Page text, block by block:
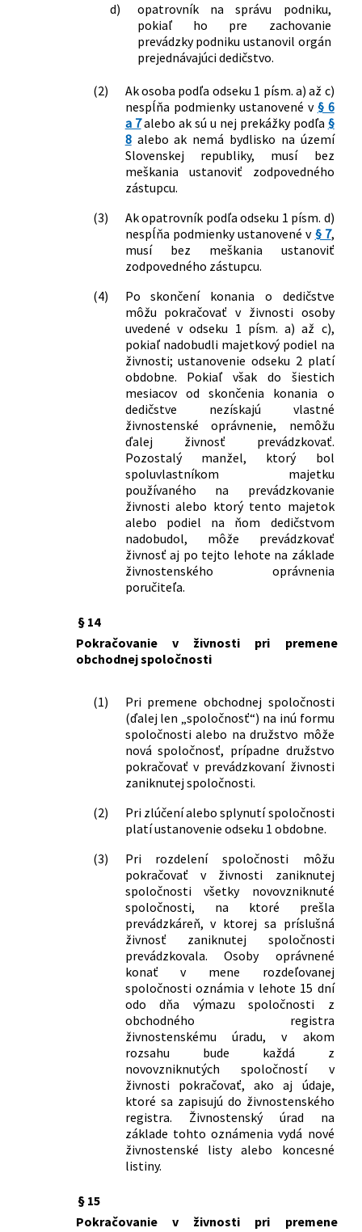
menia a dopĺňajú niektoré zákony
Zákon, ktorým sa mení a dopĺňa zákon
č. 414/2012 Z. z. o obchodovaní s
emisnými kvótami a o zmene a
doplnení niektorých zákonov a ktorým
sa menia a dopĺňajú niektoré zákony
Národná rada Slovenskej republiky sa
uzniesla na tomto zákone:
Zákon, ktorým sa mení a dopĺňa zákon
č. 580/2004 Z. z. o zdravotnom poistení
a o zmene a doplnení zákona č. 95/2002
Z. z. o poisťovníctve a o zmene a
doplnení niektorých zákonov v znení
neskorších predpisov a ktorým sa
menia a dopĺňajú niektoré zákony
doplnení niektorých zákonov
Zákon o prevencii závažných
priemyselných havárií a o zmene a
doplnení niektorých zákonov
Zákon, ktorým sa mení a dopĺňa zákon
č. 395/2002 Z. z. o archívoch a
registratúrach a o doplnení niektorých
zákonov v znení neskorších predpisov a
ktorým sa mení zákon č. 455/1991 Zb. o
živnostenskom podnikaní
(živnostenský zákon) v znení
neskorších predpisov
Zákon o registri právnických osôb,
podnikateľov a orgánov verejnej moci a
o zmene a doplnení niektorých
zákonov
Zákon, ktorým sa mení a dopĺňa zákon
ktorým sa mení a dopĺňa zákon č.
455/1991 Zb. o živnostenskom
278/2015 Z. z.
Zákon, ktorým sa mení a dopĺňa zákon
č. 308/2000 Z. z. o vysielaní a
retransmisii a o zmene zákona č.
195/2000 Z. z. o telekomunikáciách v
znení neskorších predpisov a ktorým sa
331/2015 Z. z.
Zákon, ktorým sa mení a dopĺňa zákon
č. 58/2014 Z. z. o výbušninách,
výbušných predmetoch a munícii a o
zmene a doplnení niektorých zákonov
a ktorým sa dopĺňa zákon č. 455/1991
Zb. o živnostenskom podnikaní
(živnostenský zákon) v znení
neskorších predpisov
Zákon, ktorým sa mení a dopĺňa zákon
č. 286/2009 Z. z. o fluórovaných
skleníkových plynoch a o zmene a
doplnení niektorých zákonov v znení
neskorších predpisov a ktorým sa
dopĺňa zákon č. 455/1991 Zb. o
živnostenskom podnikaní
(živnostenský zákon) v znení
neskorších predpisov
Zákon o jednotnom informačnom
systéme v cestnej doprave a o zmene a
doplnení niektorých zákonov
Zákon, ktorým sa mení a dopĺňa zákon
pozemných komunikáciách a o zmene
d)
opatrovník na správu podniku,
pokiaľ ho pre zachovanie
prevádzky podniku ustanovil orgán
prejednávajúci dedičstvo.
(2)
Ak osoba podľa odseku 1 písm. a) až c)
nespĺňa podmienky ustanovené v § 6
a 7alebo ak sú u nej prekážky podľa §
8alebo ak nemá bydlisko na území
Slovenskej republiky, musí bez
meškania ustanoviť zodpovedného
zástupcu.
(3)
Ak opatrovník podľa odseku 1 písm. d)
nespĺňa podmienky ustanovené v § 7,
musí bez meškania ustanoviť
zodpovedného zástupcu.
(4)
Po skončení konania o dedičstve
môžu pokračovať v živnosti osoby
uvedené v odseku 1 písm. a) až c),
pokiaľ nadobudli majetkový podiel na
živnosti; ustanovenie odseku 2 platí
obdobne. Pokiaľ však do šiestich
mesiacov od skončenia konania o
dedičstve nezískajú vlastné
živnostenské oprávnenie, nemôžu
ďalej živnosť prevádzkovať.
Pozostalý manžel, ktorý bol
spoluvlastníkom majetku
používaného na prevádzkovanie
živnosti alebo ktorý tento majetok
alebo podiel na ňom dedičstvom
nadobudol, môže prevádzkovať
živnosť aj po tejto lehote na základe
živnostenského oprávnenia
poručiteľa.
§ 14
Pokračovanie v živnosti pri premene
obchodnej spoločnosti
(1)
Pri premene obchodnej spoločnosti
(ďalej len „spoločnosť“) na inú formu
spoločnosti alebo na družstvo môže
nová spoločnosť, prípadne družstvo
pokračovať v prevádzkovaní živnosti
zaniknutej spoločnosti.
(2)
Pri zlúčení alebo splynutí spoločnosti
platí ustanovenie odseku 1 obdobne.
(3)
Pri rozdelení spoločnosti môžu
pokračovať v živnosti zaniknutej
spoločnosti všetky novovzniknuté
spoločnosti, na ktoré prešla
prevádzkáreň, v ktorej sa príslušná
živnosť zaniknutej spoločnosti
prevádzkovala. Osoby oprávnené
konať v mene rozdeľovanej
spoločnosti oznámia v lehote 15 dní
odo dňa výmazu spoločnosti z
obchodného registra
živnostenskému úradu, v akom
rozsahu bude každá z
novovzniknutých spoločností v
živnosti pokračovať, ako aj údaje,
ktoré sa zapisujú do živnostenského
registra. Živnostenský úrad na
základe tohto oznámenia vydá nové
živnostenské listy alebo koncesné
listiny.
§ 15
Pokračovanie v živnosti pri premene